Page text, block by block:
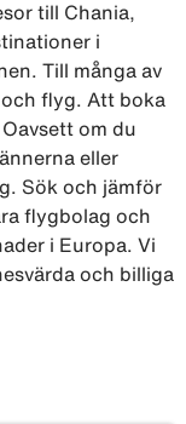
till Chania,
i
Till många av
flyg. Att boka
om du
eller
Sök och jämför
flygbolag och
i Europa. Vi
och billiga